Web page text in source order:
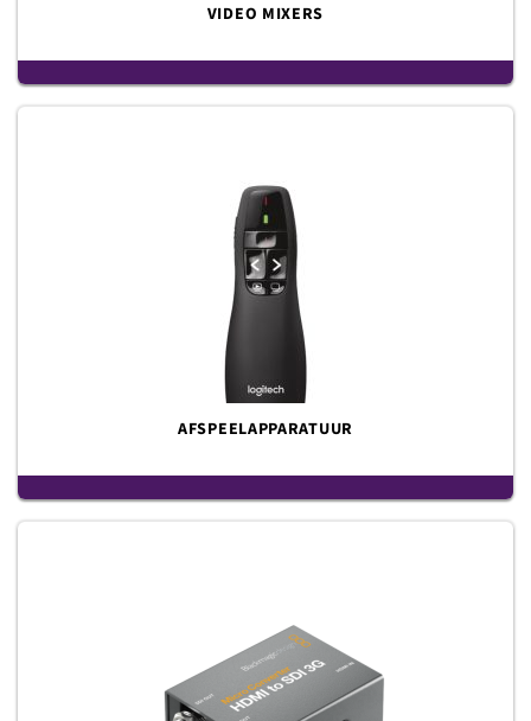
VIDEO MIXERS
AFSPEELAPPARATUUR